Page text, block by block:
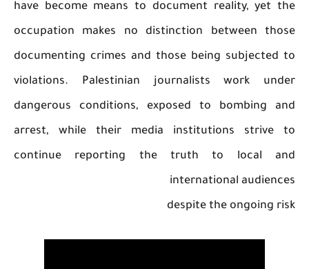
have become means to document reality, yet the
occupation makes no distinction between those
documenting crimes and those being subjected to
violations. Palestinian journalists work under
dangerous conditions, exposed to bombing and
arrest, while their media institutions strive to
continue reporting the truth to local and
international audiences
despite the ongoing risk